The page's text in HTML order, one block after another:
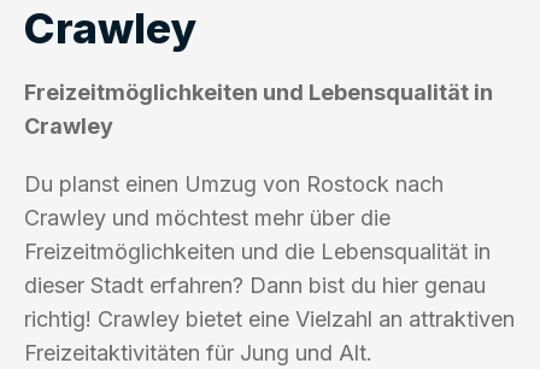
Crawley
Freizeitmöglichkeiten und Lebensqualität in
Crawley
Du planst einen Umzug von Rostock nach
Crawley und möchtest mehr über die
Freizeitmöglichkeiten und die Lebensqualität in
dieser Stadt erfahren? Dann bist du hier genau
richtig! Crawley bietet eine Vielzahl an attraktiven
Freizeitaktivitäten für Jung und Alt.